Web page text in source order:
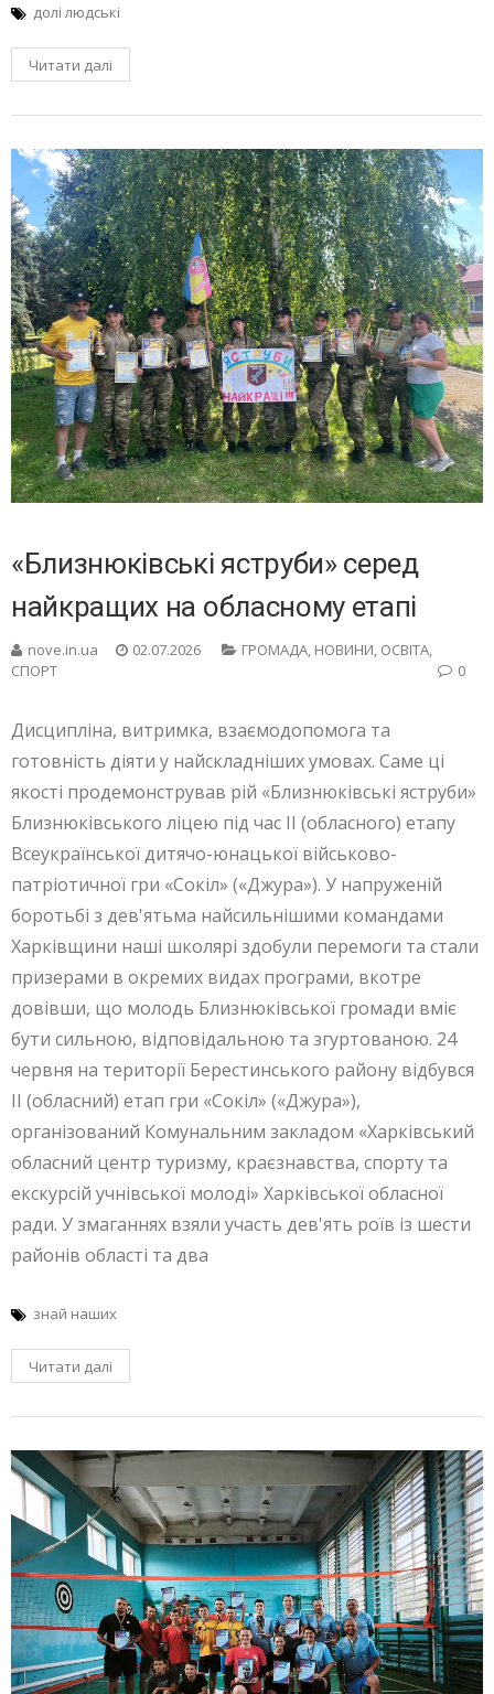
долі людські
Читати далі
«Близнюківські яструби» серед
найкращих на обласному етапі
nove.in.ua 02.07.2026 ГРОМАДА НОВИНИ ОСВІТА
СПОРТ
0
Дисципліна, витримка, взаємодопомога та
готовність діяти у найскладніших умовах. Саме ці
якості продемонстрував рій «Близнюківські яструби»
Близнюківського ліцею під час ІІ (обласного) етапу
Всеукраїнської дитячо-юнацької військово-
патріотичної гри «Сокіл» («Джура»). У напруженій
боротьбі з дев'ятьма найсильнішими командами
Харківщини наші школярі здобули перемоги та стали
призерами в окремих видах програми, вкотре
довівши, що молодь Близнюківської громади вміє
бути сильною, відповідальною та згуртованою. 24
червня на території Берестинського району відбувся
ІІ (обласний) етап гри «Сокіл» («Джура»),
організований Комунальним закладом «Харківський
обласний центр туризму, краєзнавства, спорту та
екскурсій учнівської молоді» Харківської обласної
ради. У змаганнях взяли участь дев'ять роїв із шести
районів області та два
знай наших
Читати далі